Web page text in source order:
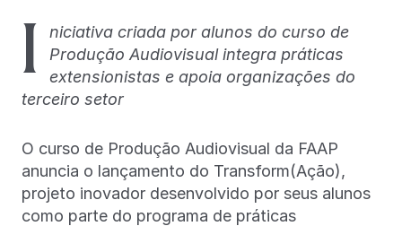
I
niciativa criada por alunos do curso de
Produção Audiovisual integra práticas
extensionistas e apoia organizações do
terceiro setor
O curso de Produção Audiovisual da FAAP
anuncia o lançamento do Transform(Ação),
projeto inovador desenvolvido por seus alunos
como parte do programa de práticas